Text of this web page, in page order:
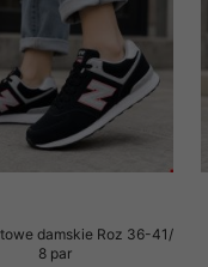
damskie Roz 36-41/
8 par